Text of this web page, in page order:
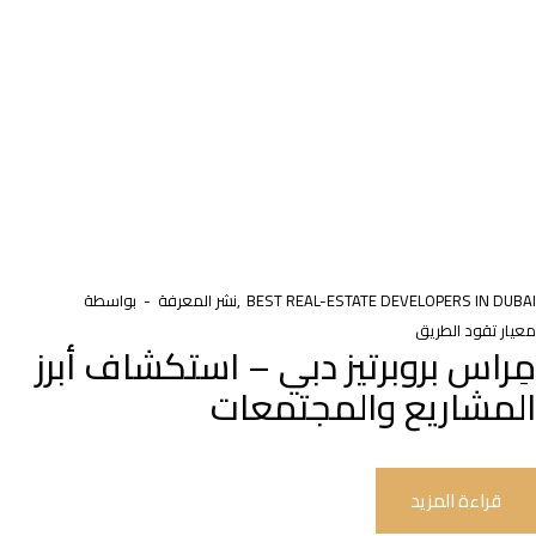
BEST REAL-ESTATE DEVELOPERS IN DUBAI نشر المعرفة
بواسطة
معيار تقود الطريق
مِراس بروبرتيز دبي – استكشاف أبرز
المشاريع والمجتمعات
قراءة المزيد